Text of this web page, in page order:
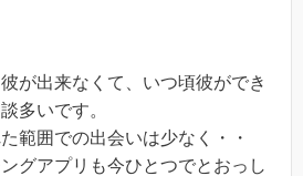
が出来なくて、いつ頃彼ができ
多いです。
範囲での出会いは少なく・・
グアプリも今ひとつでとおっし